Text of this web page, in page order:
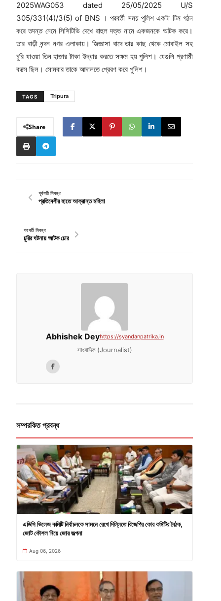
2025WAG053 dated 25/05/2025 U/S
305/331(4)/3(5) of BNS । পরবর্তী সময় পুলিশ একটা টিম গঠন
করে তদন্ত নেমে সিসিটিভি দেখে রাহুল দত্ত নামে একজনকে আটক করে।
তার বাড়ী নন্দন নগর এলাকায়। জিজ্ঞাসা বাদে তার কাছ থেকে মোবাইল সহ
চুরি যাওয়া তিন হাজার টাকা উদ্ধার করতে সক্ষম হয় পুলিশ। যেগুলি প্রণামী
বাক্সে ছিল। সোমবার তাকে আদালতে প্রেরণ করে পুলিশ।
TAGS Tripura
Share
পূর্ববর্তী নিবন্ধ
প্রতিবেশীর হাতে আক্রান্ত মহিলা
পরবর্তী নিবন্ধ
চুরির ঘটনায় আটক চোর
Abhishek Deyhttps://syandanpatrika.in
সাংবাদিক (Journalist)
সম্পরকিত প্রবন্ধ
এডিসি ভিলেজ কমিটি নির্বাচনকে সামনে রেখে দিল্লিতে বিজেপির কোর কমিটির বৈঠক,
জোট কৌশল নিয়ে জোর জল্পনা
Aug 06, 2026